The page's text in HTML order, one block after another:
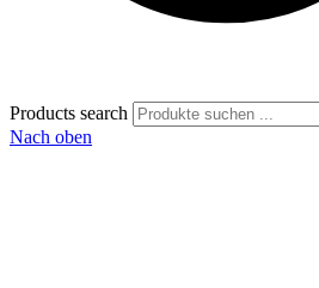
Products search
Nach oben